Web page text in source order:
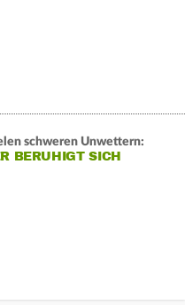
schweren Unwettern:
BERUHIGT SICH